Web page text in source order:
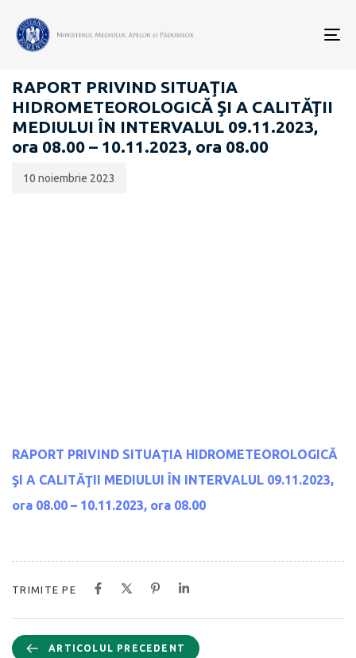
RAPOARTE ZILNICE STAREA MEDIULUI
RAPORT PRIVIND SITUAŢIA
HIDROMETEOROLOGICĂ ŞI A CALITĂŢII
MEDIULUI ÎN INTERVALUL 09.11.2023,
ora 08.00 – 10.11.2023, ora 08.00
publicării:
10 noiembrie 2023
RAPORT PRIVIND SITUAŢIA HIDROMETEOROLOGICĂ
ŞI A CALITĂŢII MEDIULUI ÎN INTERVALUL 09.11.2023,
ora 08.00 – 10.11.2023, ora 08.00
TRIMITE PE
ARTICOLUL PRECEDENT